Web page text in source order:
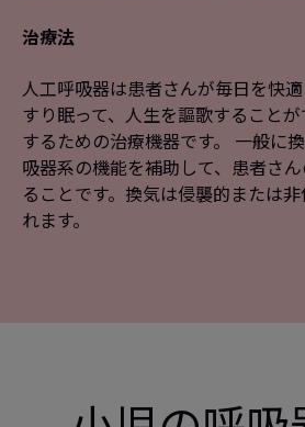
治療法
人工呼吸器は患者さんが毎日を快
すり眠って、人生を謳歌すること
するための治療機器です。 一般に
吸器系の機能を補助して、患者さ
ることです。換気は侵襲的または
れます。